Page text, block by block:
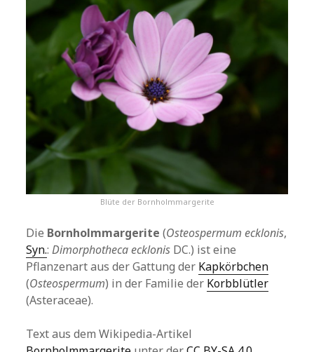
Blüte der Bornholmmargerite
Die Bornholmmargerite (Osteospermum ecklonis,
Syn.:Dimorphotheca ecklonis DC.) ist eine
Pflanzenart aus der Gattung der Kapkörbchen
(Osteospermum) in der Familie der Korbblütler
(Asteraceae).
Text aus dem Wikipedia-Artikel